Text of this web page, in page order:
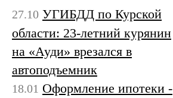
27.10 УГИБДД по Курской
области: 23-летний курянин
на «Ауди» врезался в
автоподъемник
18.01 Оформление ипотеки -